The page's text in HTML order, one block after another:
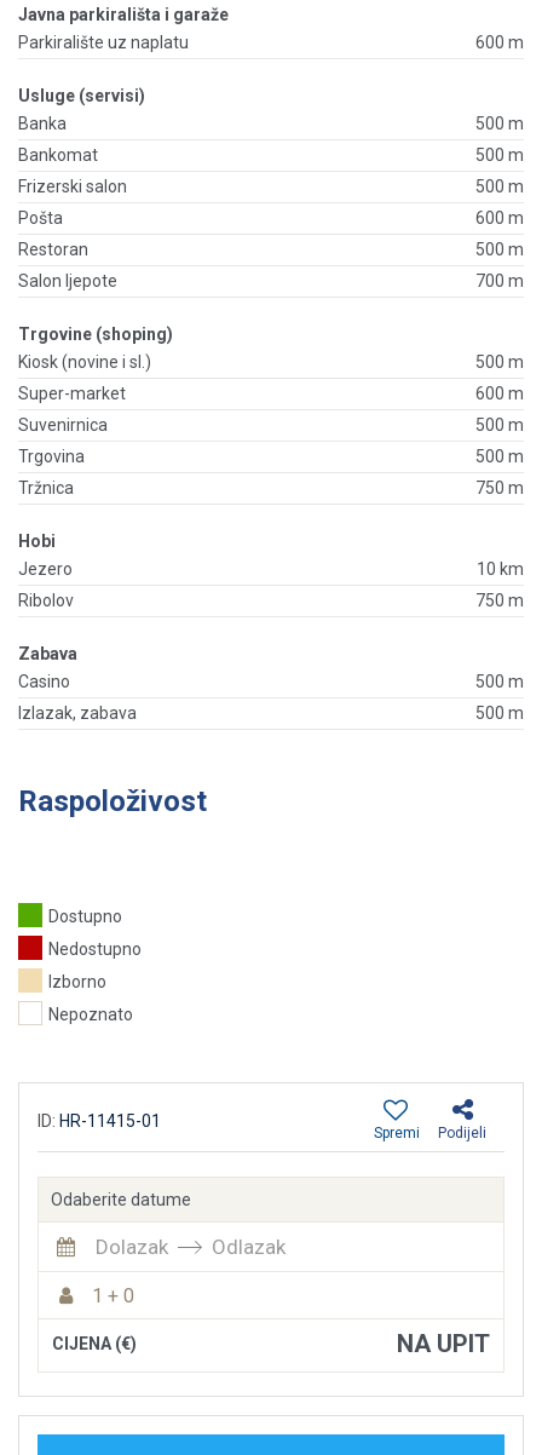
Javna parkirališta i garaže
Parkiralište uz naplatu
600 m
Usluge (servisi)
Banka
500 m
Bankomat
500 m
Frizerski salon
500 m
Pošta
600 m
Restoran
500 m
Salon ljepote
700 m
Trgovine (shoping)
Kiosk (novine i sl.)
500 m
Super-market
600 m
Suvenirnica
500 m
Trgovina
500 m
Tržnica
750 m
Hobi
Jezero
10 km
Ribolov
750 m
Zabava
Casino
500 m
Izlazak, zabava
500 m
Raspoloživost
Dostupno
Nedostupno
Izborno
Nepoznato
ID: HR-11415-01
Podijeli
Spremi
Odaberite datume
Dolazak Odlazak
1 + 0
CIJENA (€) NA UPIT